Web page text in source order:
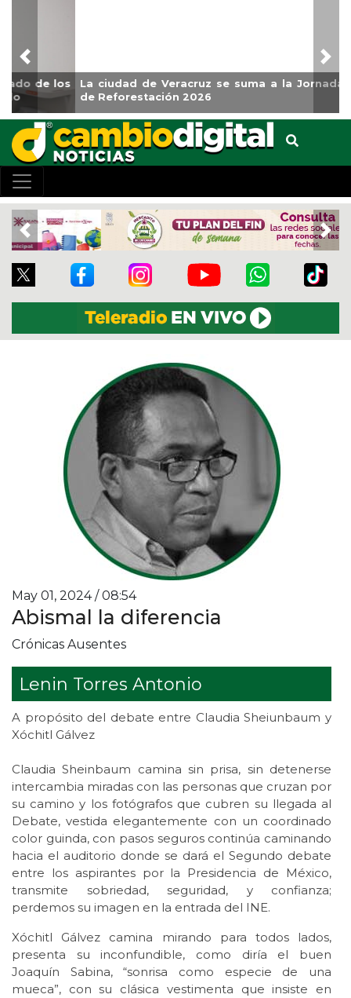
La ciudad de Veracruz se suma a la Jornada Nacional
de Reforestación 2026
Previous
Previous
May 01, 2024 / 08:54
Abismal la diferencia
Crónicas Ausentes
Lenin Torres Antonio
A propósito del debate entre Claudia Sheiunbaum y
Xóchitl Gálvez
Claudia Sheinbaum camina sin prisa, sin detenerse
intercambia miradas con las personas que cruzan por
su camino y los fotógrafos que cubren su llegada al
Debate, vestida elegantemente con un coordinado
color guinda, con pasos seguros continúa caminando
hacia el auditorio donde se dará el Segundo debate
entre los aspirantes por la Presidencia de México,
transmite sobriedad, seguridad, y confianza;
perdemos su imagen en la entrada del INE.
Xóchitl Gálvez camina mirando para todos lados,
presenta su inconfundible, como diría el buen
Joaquín Sabina, “sonrisa como especie de una
mueca”, con su clásica vestimenta que insiste en